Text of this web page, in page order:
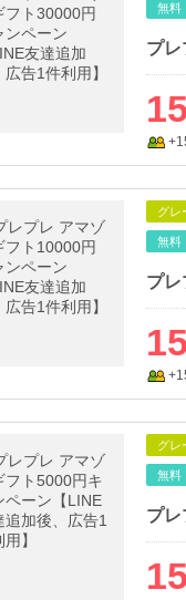
無料
グレ
無料
グレ
無料